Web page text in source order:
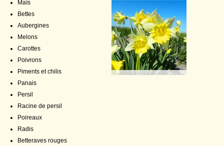
Maïs
Bettes
Aubergines
Melons
Carottes
Poivrons
Piments et chilis
Panais
Persil
Racine de persil
Poireaux
Radis
Betteraves rouges